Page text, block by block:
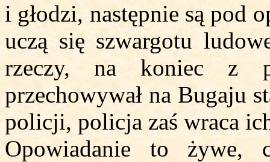
i głodzi, następnie są pod
uczą się szwargotu
rzeczy, na koniec z
przechowywał na Bugaju
policji, policja zaś wraca
Opowiadanie to żywe,